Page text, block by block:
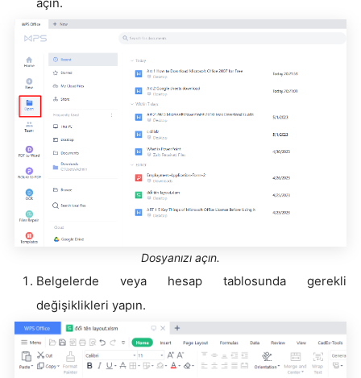
Dosyanızı açın.
Belgelerde veya hesap tablosunda gerekli
değişiklikleri yapın.